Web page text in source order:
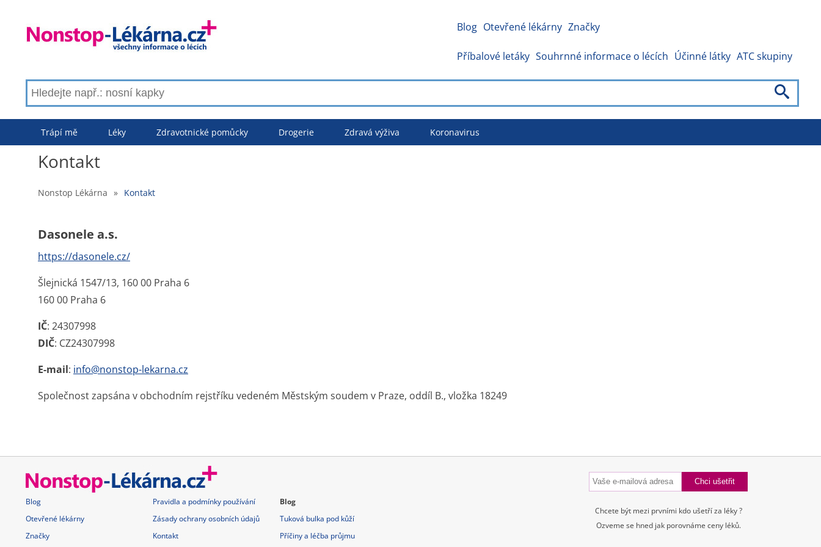
Blog Otevřené lékárny Značky
Příbalové letáky Souhrnné informace o lécích Účinné látky ATC skupiny
Trápí mě Léky Zdravotnické pomůcky Drogerie Zdravá výživa Koronavirus
Kontakt
Nonstop Lékárna » Kontakt
Dasonele a.s.
https://dasonele.cz/
Šlejnická 1547/13, 160 00 Praha 6
160 00 Praha 6
IČ: 24307998
DIČ: CZ24307998
E-mail: info@nonstop-lekarna.cz
Společnost zapsána v obchodním rejstříku vedeném Městským soudem v Praze, oddíl B., vložka 18249
Blog
Otevřené lékárny
Značky
Pravidla a podmínky používání
Zásady ochrany osobních údajů
Kontakt
Blog
Tuková bulka pod kůží
Příčiny a léčba průjmu
Chcete být mezi prvními kdo ušetří za léky ?
Ozveme se hned jak porovnáme ceny léků.